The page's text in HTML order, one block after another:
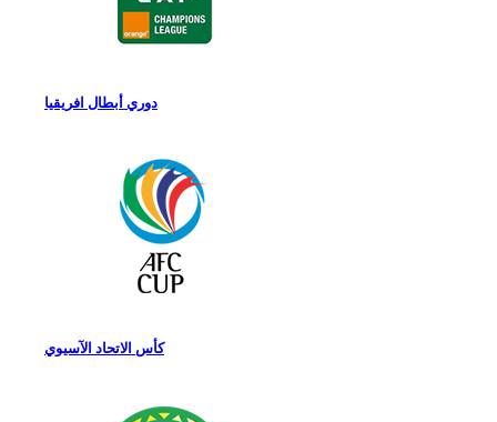
دوري أبطال افريقيا
كأس الاتحاد الآسيوي